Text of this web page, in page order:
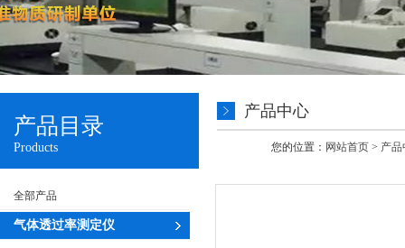
产品目录
Products
全部产品
气体透过率测定仪
产品中心
您的位置： 网站首页 > 产品